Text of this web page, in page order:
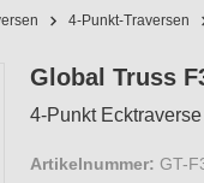
4-Punkt-Traversen
Global Truss
4-Punkt
Artikelnummer: GT-